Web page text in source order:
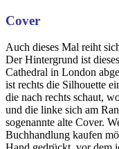
Cover
Auch dieses Mal reiht
Der Hintergrund ist
Cathedral in London
ist rechts die Silhouette
die nach rechts schaut,
und die linke sich am
sogenannte alte Cover.
Buchhandlung kaufen